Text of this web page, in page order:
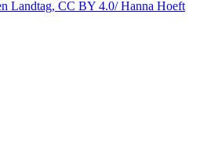
Landtag, CC BY 4.0/ Hanna Hoeft